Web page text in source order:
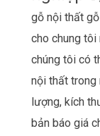
gỗ nội thất
cho chung
chúng tôi có
nội thất trong
lượng, kích
bản báo giá